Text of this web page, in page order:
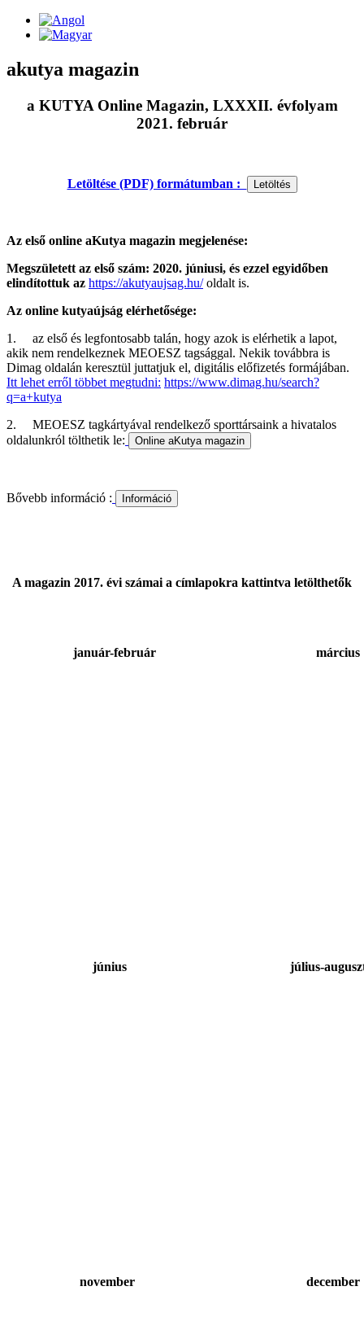
akutya magazin
a KUTYA Online Magazin, LXXXII. évfolyam
2021. február
Letöltése (PDF) formátumban :
Az első online aKutya magazin megjelenése:
Megszületett az első szám: 2020. júniusi, és ezzel egyidőben
elindítottuk az https://akutyaujsag.hu/oldalt is.
Az online kutyaújság elérhetősége:
1. az első és legfontosabb talán, hogy azok is elérhetik a lapot,
akik nem rendelkeznek MEOESZ tagsággal. Nekik továbbra is
Dimag oldalán keresztül juttatjuk el, digitális előfizetés formájában.
Itt lehet erről többet megtudni: https://www.dimag.hu/search?
q=a+kutya
2. MEOESZ tagkártyával rendelkező sporttársaink a hivatalos
oldalunkról tölthetik le:
Bővebb információ :
A magazin 2017. évi számai a címlapokra kattintva letölthetők
január-február március
június július-
november december